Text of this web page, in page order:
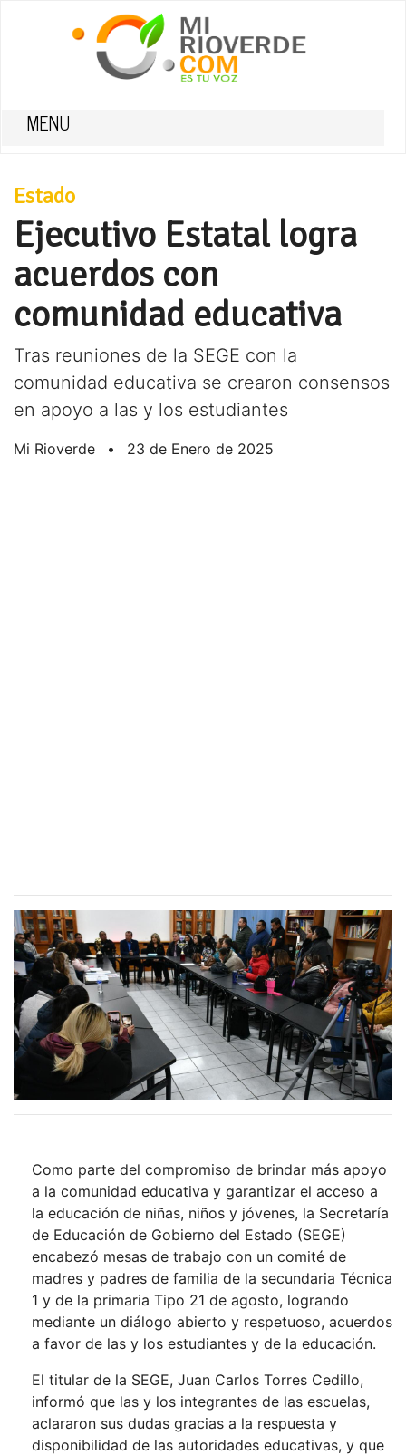
MENU
Estado
Ejecutivo Estatal logra
acuerdos con
comunidad educativa
Tras reuniones de la SEGE con la
comunidad educativa se crearon consensos
en apoyo a las y los estudiantes
Mi Rioverde • 23 de Enero de 2025
Como parte del compromiso de brindar más apoyo
a la comunidad educativa y garantizar el acceso a
la educación de niñas, niños y jóvenes, la Secretaría
de Educación de Gobierno del Estado (SEGE)
encabezó mesas de trabajo con un comité de
madres y padres de familia de la secundaria Técnica
1 y de la primaria Tipo 21 de agosto, logrando
mediante un diálogo abierto y respetuoso, acuerdos
a favor de las y los estudiantes y de la educación.
El titular de la SEGE, Juan Carlos Torres Cedillo,
informó que las y los integrantes de las escuelas,
aclararon sus dudas gracias a la respuesta y
disponibilidad de las autoridades educativas, y que